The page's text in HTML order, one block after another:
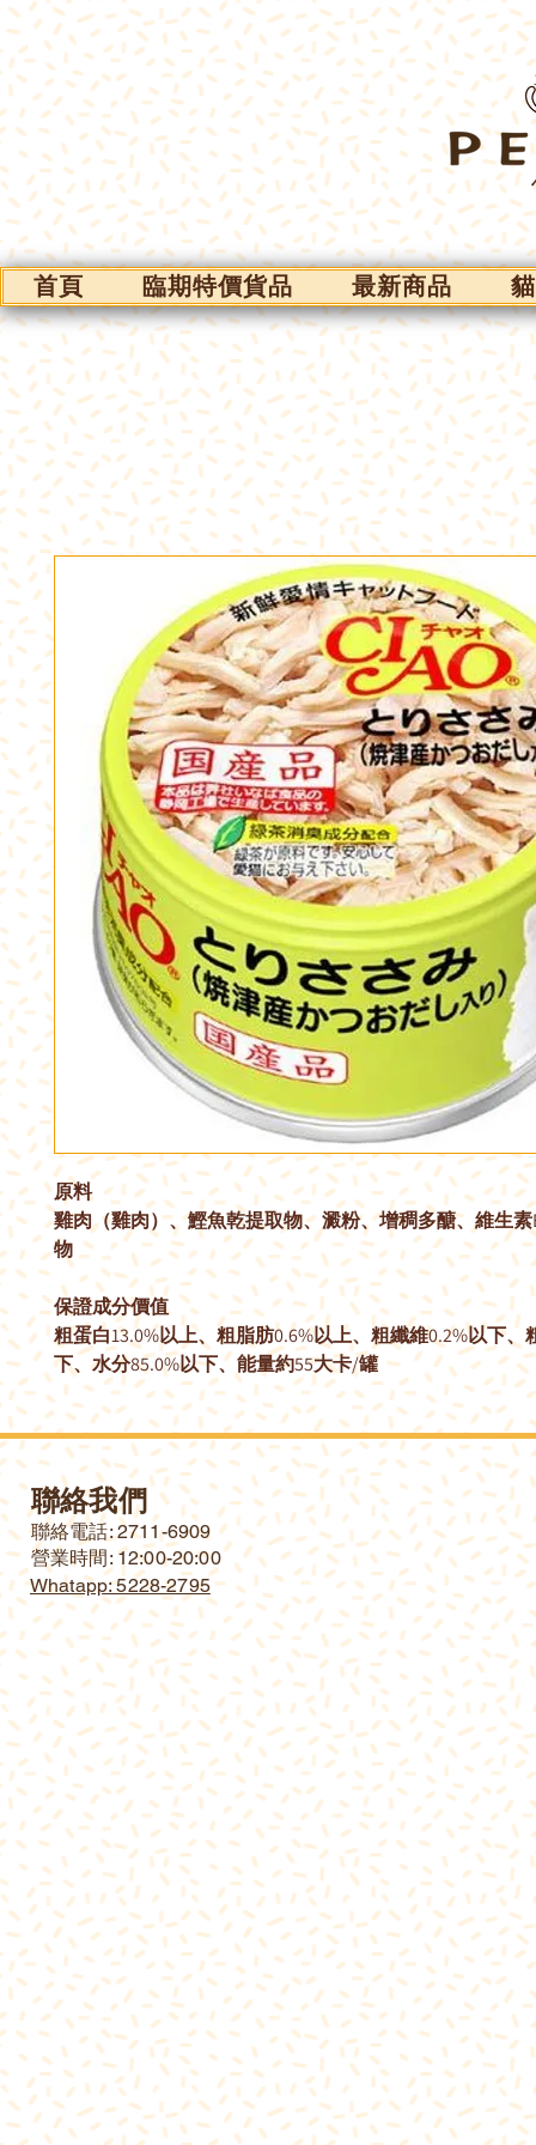
首頁 臨期特價貨品 最新商品
原料
雞肉（雞肉）、鰹魚乾提取物、澱粉、增稠多醣、維生
物
保證成分價值
粗蛋白13.0%以上、粗脂肪0.6%以上、粗纖維0.2%以下、
下、水分85.0%以下、能量約55大卡/罐
聯絡我們
​聯絡電話: 2711-6909
營業時間: 12:00-20:00
Whatapp: 5228-2795